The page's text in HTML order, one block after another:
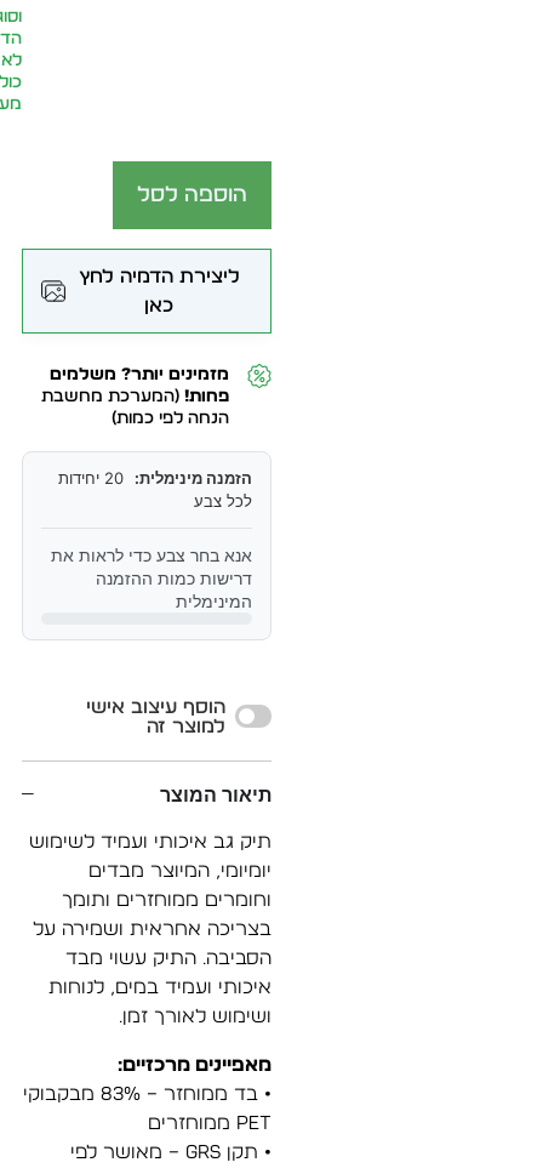
לא
הוספה לסל
ליצירת הדמיה לחץ
כאן
מזמינים יותר? משלמים
פחות! (המערכת מחשבת
הנחה לפי כמות)
הזמנה מינימלית:
20 יחידות
לכל צבע
אנא בחר צבע כדי לראות את
דרישות כמות ההזמנה
המינימלית
הוסף עיצוב אישי
למוצר זה
תיאור המוצר
תיק גב איכותי ועמיד לשימוש
יומיומי, המיוצר מבדים
וחומרים ממוחזרים ותומך
בצריכה אחראית ושמירה על
הסביבה. התיק עשוי מבד
איכותי ועמיד במים, לנוחות
ושימוש לאורך זמן.
מאפיינים מרכזיים:
• בד ממוחזר – 83% מבקבוקי
PET ממוחזרים
• תקן GRS – מאושר לפי